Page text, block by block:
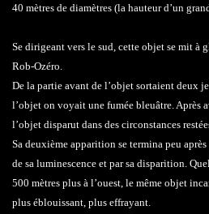
40 mètres de diamètres (la hauteur d’un
Se dirigeant vers le sud, cette objet se mit à
Rob-Ozéro.
De la partie avant de l’objet sortaient deux
l’objet on voyait une fumée bleuâtre. Après
l’objet disparut dans des circonstances
Sa deuxième apparition se termina peu
de sa luminescence et par sa disparition.
500 mètres plus à l’ouest, le même objet
plus éblouissant, plus effrayant.